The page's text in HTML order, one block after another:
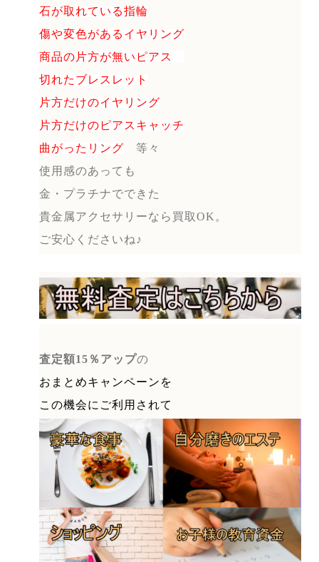
石が取れている指輪
傷や変色があるイヤリング
商品の片方が無いピアス
切れたブレスレット
片方だけのイヤリング
片方だけのピアスキャッチ
曲がったリング
等々
使用感のあっても
金・プラチナでできた
貴金属アクセサリーなら買取OK。
ご安心くださいね♪
査定額15％アップの
おまとめキャンペーンを
この機会にご利用されて